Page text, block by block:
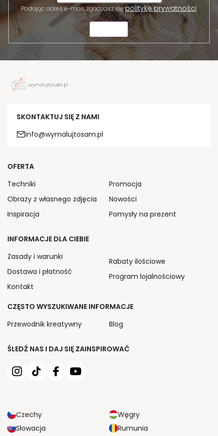
Podając adres e-mail, zgadzasz siępolitykę prywatności.
SKONTAKTUJ SIĘ Z NAMI
info@wymalujtosam.pl
ŚLEDŹ NAS I DAJ SIĘ ZAINSPIROWAĆ
Czechy
Węgry
Słowacja
Rumunia
OFERTA
Techniki
Obrazy z własnego zdjęcia
Inspiracja
Promocja
Nowości
Pomysły na prezent
INFORMACJE DLA CIEBIE
Zasady i warunki
Dostawa i płatność
Kontakt
Rabaty ilościowe
Program lojalnościowy
CZĘSTO WYSZUKIWANE INFORMACJE
Przewodnik kreatywny
Blog